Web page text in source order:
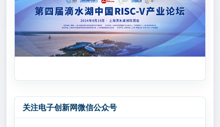
关注电子创新网微信公众号